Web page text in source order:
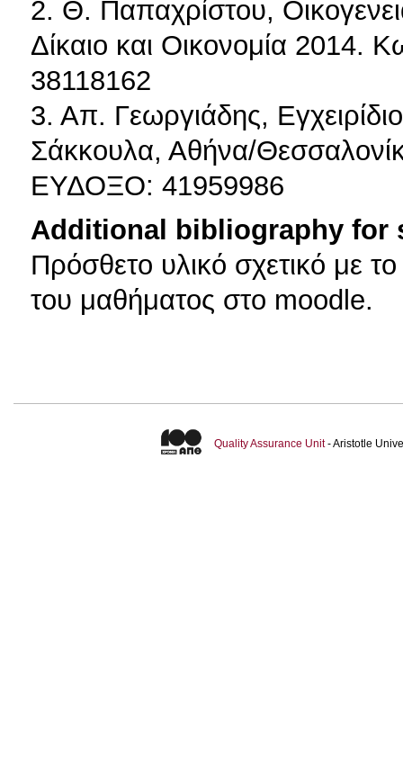
2. Θ. Παπαχρίστου,
Δίκαιο και Οικονομία 2014.
38118162
3. Απ. Γεωργιάδης,
Σάκκουλα, Αθήνα/
ΕΥΔΟΞΟ: 41959986
Additional bibliography for
Πρόσθετο υλικό σχετικό με
του μαθήματος στο moodle.
Quality Assurance Unit- Aristotle